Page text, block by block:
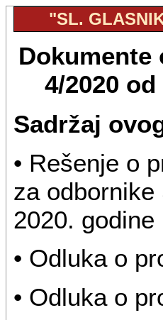
"SL.
Dokumente
4/2020
Sadržaj
• Rešenje o
za
2020. godine
• Odluka o
• Odluka o